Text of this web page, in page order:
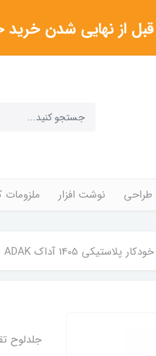
حتما با شماره 88490493 - 021 یا
طراحی نوشت افزار ملزومات
خودکار پلاستیکی 1405 آداک ADAK
جلدلوح